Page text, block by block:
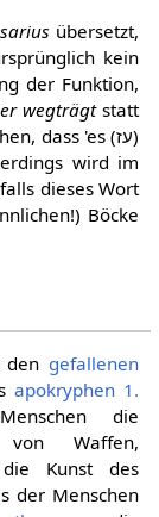
übersetzt,
kein
der Funktion,
wegträgtstatt
wird im
dieses Wort
Böcke
den gefallenen
apokryphen 1.
die
von Waffen,
Kunst des
der Menschen